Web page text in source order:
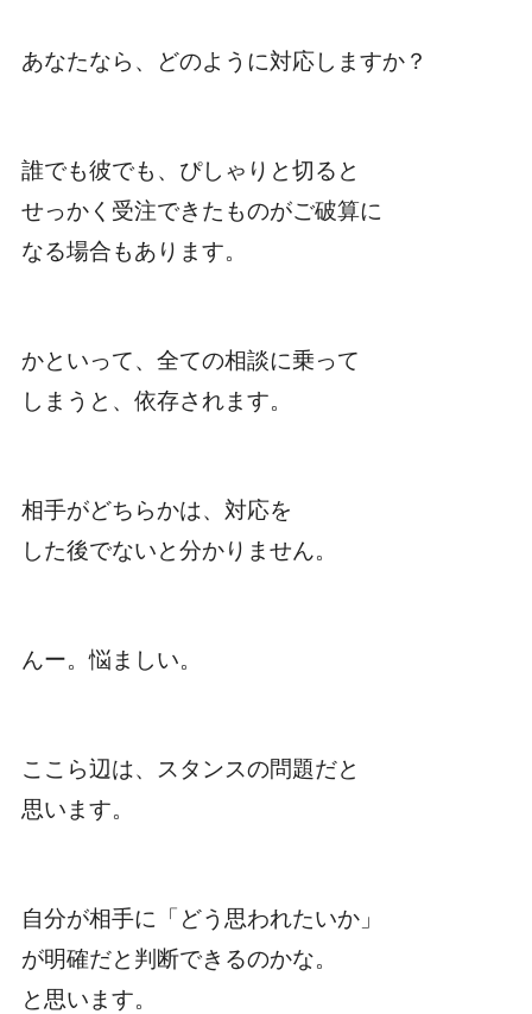
あなたなら、どのように対応しますか？
誰でも彼でも、ぴしゃりと切ると
せっかく受注できたものがご破算に
なる場合もあります。
かといって、全ての相談に乗って
しまうと、依存されます。
相手がどちらかは、対応を
した後でないと分かりません。
んー。悩ましい。
ここら辺は、スタンスの問題だと
思います。
自分が相手に「どう思われたいか」
が明確だと判断できるのかな。
と思います。